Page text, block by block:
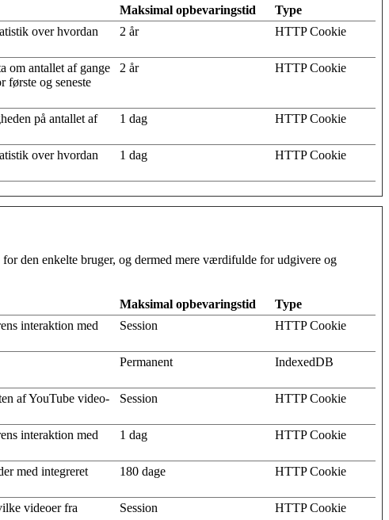
Maksimal opbevaringstid
Type
over hvordan
2 år HTTP Cookie
om antallet af gange
første og seneste
2 år HTTP Cookie
på antallet af
1 dag HTTP Cookie
over hvordan
1 dag HTTP Cookie
den enkelte bruger, og dermed mere værdifulde for udgivere og
Maksimal opbevaringstid
Type
interaktion med
Session HTTP Cookie
Permanent IndexedDB
af YouTube video-
Session HTTP Cookie
interaktion med
1 dag HTTP Cookie
med integreret
180 dage HTTP Cookie
videoer fra
Session HTTP Cookie